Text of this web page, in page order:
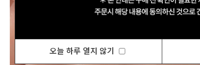
오늘 하루 열지 않기